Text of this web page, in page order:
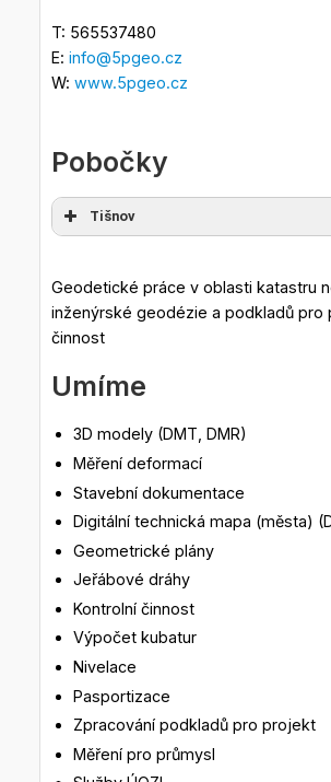
T: 565537480
E: info@5pgeo.cz
W: www.5pgeo.cz
Pobočky
Tišnov
Geodetické práce v oblasti katastru
inženýrské geodézie a podkladů pro
činnost
Umíme
3D modely (DMT, DMR)
Měření deformací
Stavební dokumentace
Digitální technická mapa (města)
Geometrické plány
Jeřábové dráhy
Kontrolní činnost
Výpočet kubatur
Nivelace
Pasportizace
Zpracování podkladů pro projekt
Měření pro průmysl